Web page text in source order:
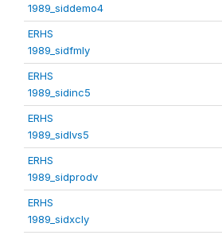
1989_siddemo4
ERHS
1989_sidfmly
ERHS
1989_sidinc5
ERHS
1989_sidlvs5
ERHS
1989_sidprodv
ERHS
1989_sidxcly